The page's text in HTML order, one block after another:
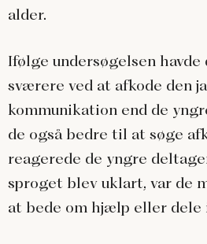
alder.
Ifølge undersøgelsen
sværere ved at afkode den
kommunikation end de
de også bedre til at søge
reagerede de yngre
sproget blev uklart, var de
at bede om hjælp eller dele